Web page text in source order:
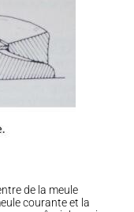
de la meule
courante et la